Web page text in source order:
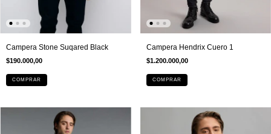
Campera Stone Suqared Black
$190.000,00
COMPRAR
Campera Hendrix Cuero 1
$1.200.000,00
COMPRAR